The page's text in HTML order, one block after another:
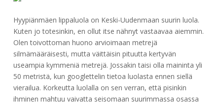
Hyypiänmäen lippaluola on Keski-Uudenmaan suurin luola.
Kuten jo totesinkin, en ollut itse nähnyt vastaavaa aiemmin.
Olen toivottoman huono arvioimaan metrejä
silmämääräisesti, mutta väittäisin pituutta kertyvän
useampia kymmeniä metrejä. Jossakin taisi olla maininta yli
50 metristä, kun googlettelin tietoa luolasta ennen siellä
vierailua. Korkeutta luolalla on sen verran, että pisinkin
ihminen mahtuu vaivatta seisomaan suurimmassa osassa